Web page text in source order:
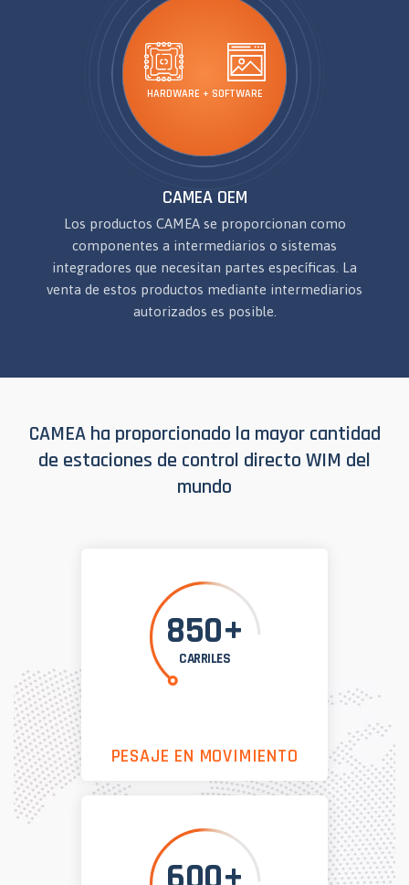
HARDWARE + SOFTWARE
CAMEA OEM
Los productos CAMEA se proporcionan como
componentes a intermediarios o sistemas
integradores que necesitan partes específicas. La
venta de estos productos mediante intermediarios
autorizados es posible.
CAMEA ha proporcionado la mayor cantidad
de estaciones de control directo WIM del
mundo
850+
CARRILES
PESAJE EN MOVIMIENTO